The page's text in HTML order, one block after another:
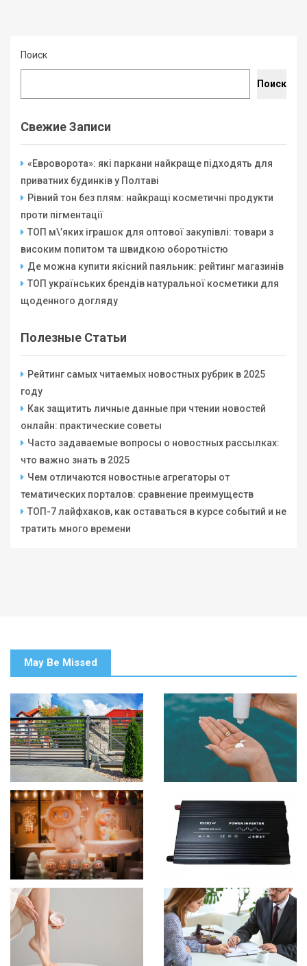
Поиск
Поиск
Свежие Записи
«Евроворота»: які паркани найкраще підходять для
приватних будинків у Полтаві
Рівний тон без плям: найкращі косметичні продукти
проти пігментації
ТОП м\’яких іграшок для оптової закупівлі: товари з
високим попитом та швидкою оборотністю
Де можна купити якісний паяльник: рейтинг магазинів
ТОП українських брендів натуральної косметики для
щоденного догляду
Полезные Статьи
Рейтинг самых читаемых новостных рубрик в 2025
году
Как защитить личные данные при чтении новостей
онлайн: практические советы
Часто задаваемые вопросы о новостных рассылках:
что важно знать в 2025
Чем отличаются новостные агрегаторы от
тематических порталов: сравнение преимуществ
ТОП-7 лайфхаков, как оставаться в курсе событий и не
тратить много времени
May Be Missed